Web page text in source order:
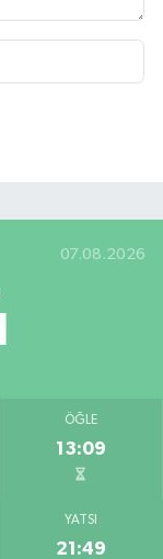
07.08.2026
ÖĞLE
13:09
YATSI
21:49